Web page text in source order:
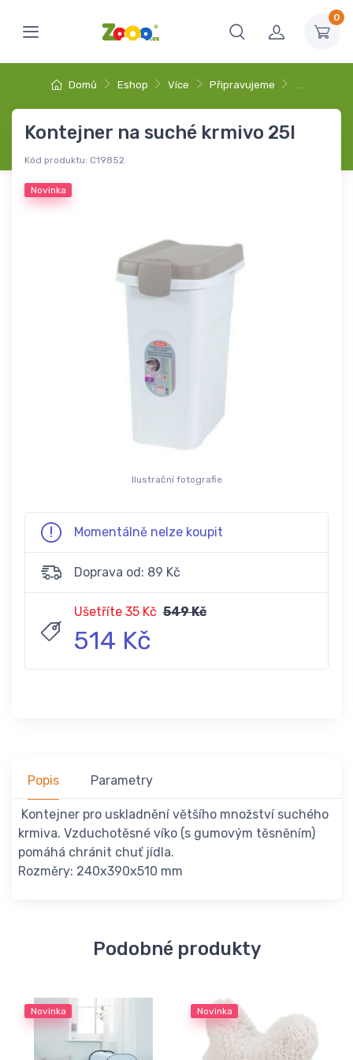
0
Domů Eshop Více Připravujeme …
Kontejner na suché krmivo 25l
Kód produktu: C19852
Novinka
Ilustrační fotografie
Momentálně nelze koupit
Doprava od: 89 Kč
Ušetříte 35 Kč 549 Kč
514 Kč
Popis Parametry
Kontejner pro uskladnění většího množství suchého
krmiva. Vzduchotěsné víko (s gumovým těsněním)
pomáhá chránit chuť jídla.
Rozměry: 240x390x510 mm
Podobné produkty
Novinka Novinka